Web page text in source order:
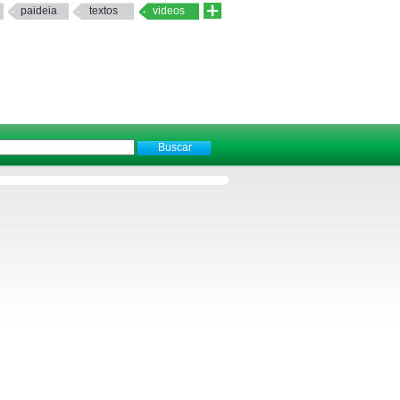
paideia textos videos